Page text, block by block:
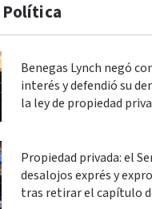
Política
Benegas Lynch negó
interés y defendió su
la ley de propiedad
Propiedad privada: el
desalojos exprés y
tras retirar el capítulo